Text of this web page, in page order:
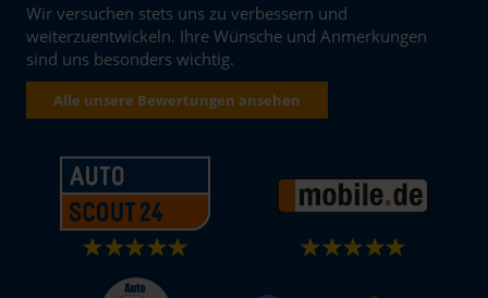
Wir versuchen stets uns zu verbessern und
weiterzuentwickeln. Ihre Wünsche und Anmerkungen
sind uns besonders wichtig.
Alle unsere Bewertungen ansehen